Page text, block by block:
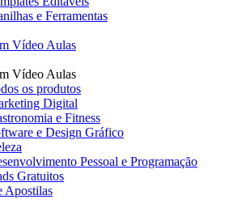
e Ferramentas
Vídeo Aulas
Vídeo Aulas
os produtos
Digital
e Fitness
e Design Gráfico
Pessoal e Programação
Gratuitos
Apostilas